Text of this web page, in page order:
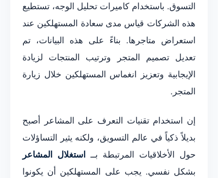
التسوق. باستخدام كاميرات تحليل الوجه، تستطيع
هذه الشركات قياس مدى سعادة المستهلكين عند
استعراض متاجرها. بناءً على هذه البيانات، تم
تعديل تصميم المتجر وترتيب المنتجات لزيادة
الإيجابية وتعزيز انغماس المستهلكين خلال زيارة
المتجر.
إن استخدام تقنيات التعرف على المشاعر أصبح
بديلاً ذكياً في عالم التسويق، ولكنه يثير التساؤلات
حول الأخلاقيات المرتبطة بــ استغلال المشاعر
بشكل نفسي. يجب على المستهلكين أن يكونوا